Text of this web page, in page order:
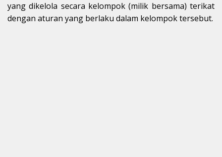
yang dikelola secara kelompok (milik bersama) terikat
dengan aturan yang berlaku dalam kelompok tersebut.